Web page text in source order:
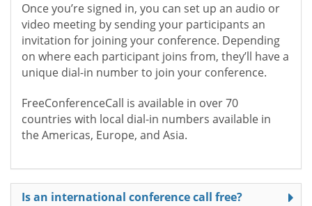
Once you’re signed in, you can set up an audio or
video meeting by sending your participants an
invitation for joining your conference. Depending
on where each participant joins from, they’ll have a
unique dial-in number to join your conference.
FreeConferenceCall is available in over 70
countries with local dial-in numbers available in
the Americas, Europe, and Asia.
Is an international conference call free?